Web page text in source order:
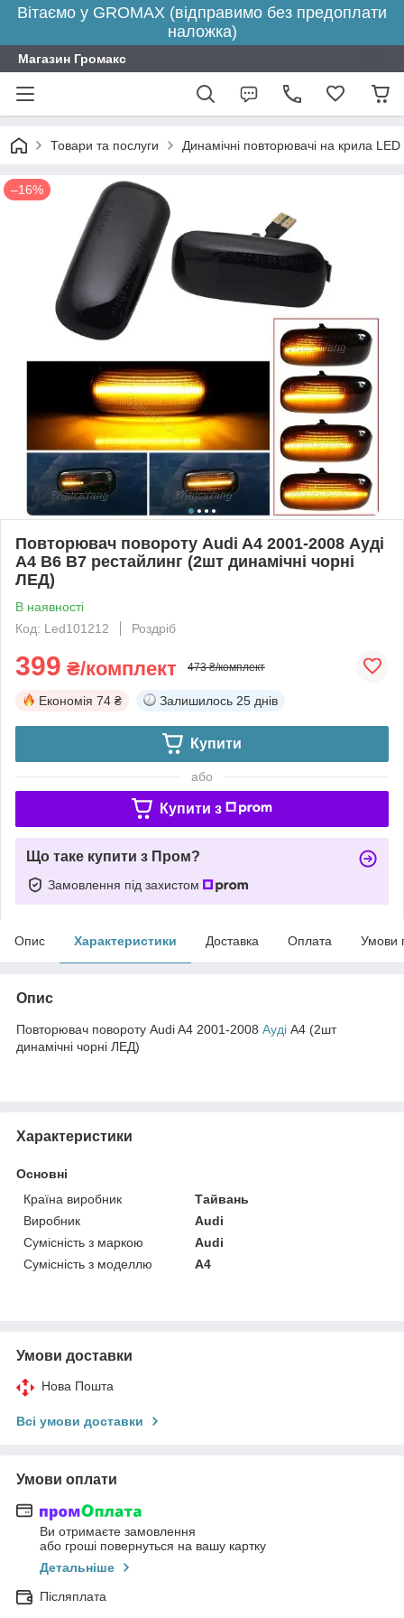
Вітаємо у GROMAX (відправимо без предоплати
наложка)
Магазин Громакс
Товари та послуги Динамічні повторювачі на крила LED
–16%
Повторювач повороту Audi A4 2001-2008 Ауді
А4 B6 B7 рестайлинг (2шт динамічні чорні
ЛЕД)
В наявності
Код: Led101212
Роздріб
399 ₴/комплект 473 ₴/комплект
Економія 74 ₴ Залишилось 25 днів
Купити
або
Купити з
Що таке купити з Пром?
Замовлення під захистом
Опис Характеристики Доставка Оплата Умови
Опис
Повторювач повороту Audi A4 2001-2008 Ауді А4 (2шт
динамічні чорні ЛЕД)
Характеристики
Основні
Країна виробник
Тайвань
Виробник
Audi
Сумісність з маркою
Audi
Сумісність з моделлю
A4
Умови доставки
Нова Пошта
Всі умови доставки
Умови оплати
Ви отримаєте замовлення
або гроші повернуться на вашу картку
Детальніше
Післяплата